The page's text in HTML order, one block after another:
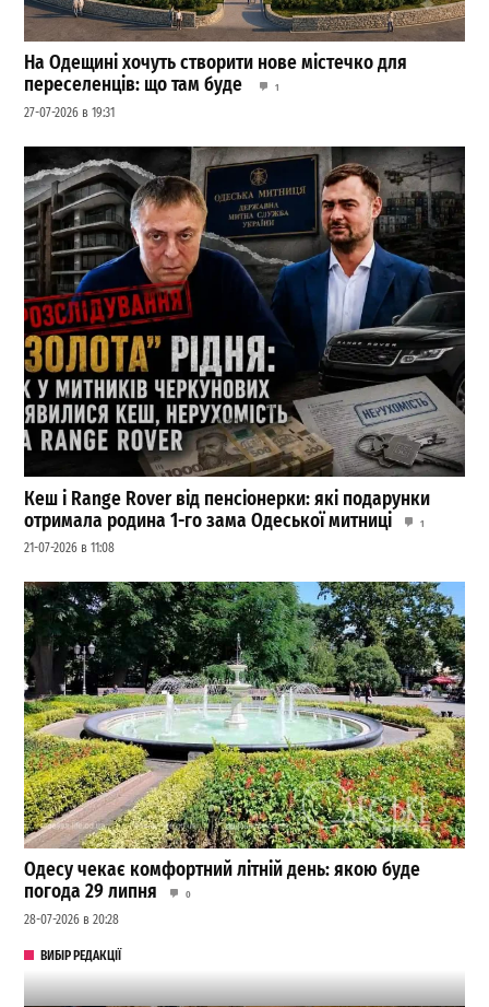
На Одещині хочуть створити нове містечко для
переселенців: що там буде
1
27-07-2026 в 19:31
Кеш і Range Rover від пенсіонерки: які подарунки
отримала родина 1-го зама Одеської митниці
1
21-07-2026 в 11:08
Одесу чекає комфортний літній день: якою буде
погода 29 липня
0
28-07-2026 в 20:28
ВИБІР РЕДАКЦІЇ